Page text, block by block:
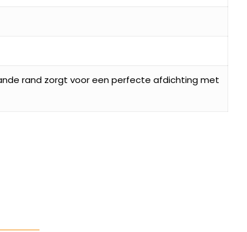
rand zorgt voor een perfecte afdichting met